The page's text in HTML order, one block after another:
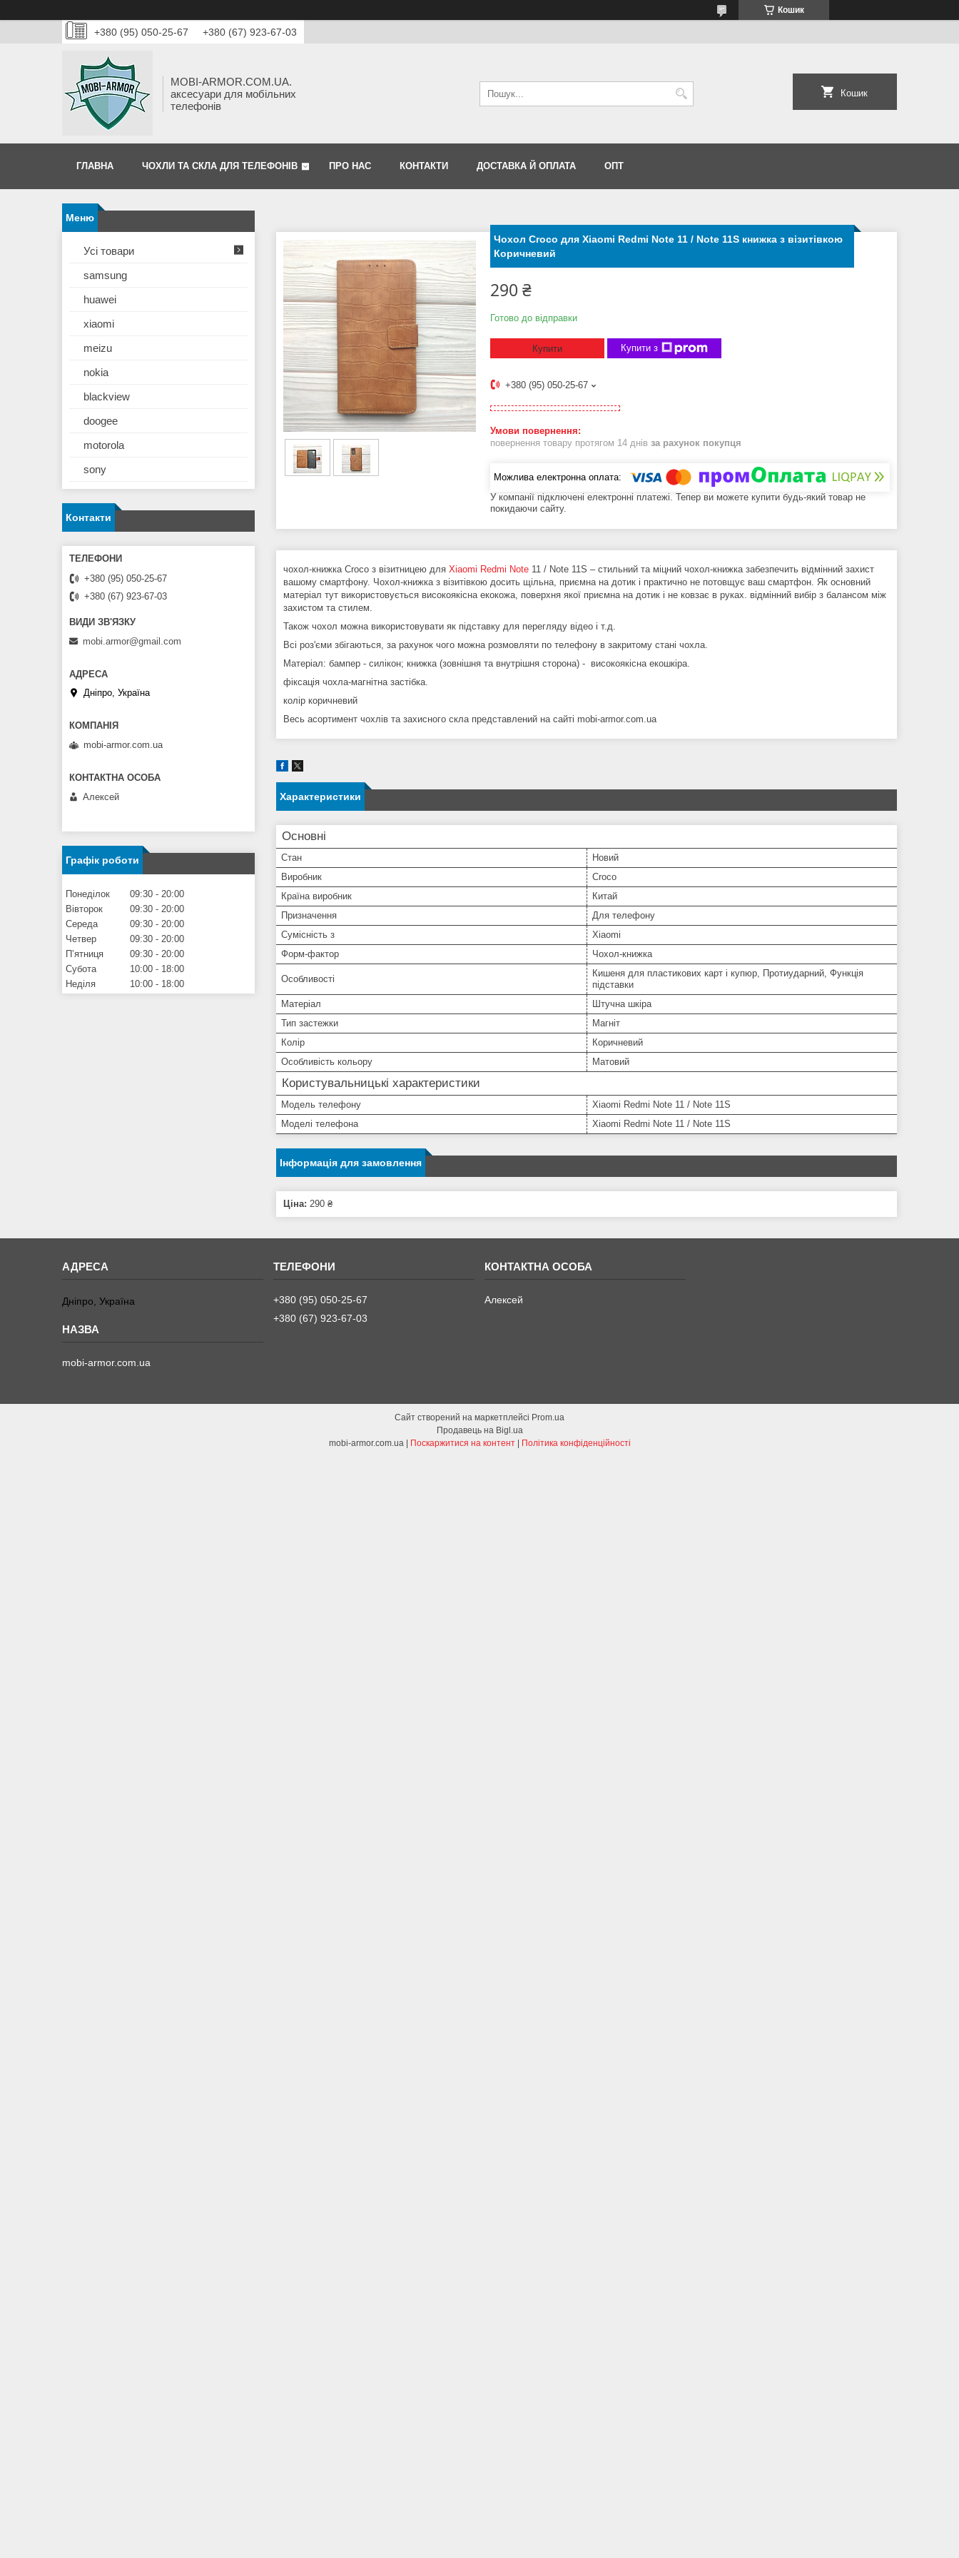
Кошик
+380 (95) 050-25-67 +380 (67) 923-67-03
MOBI-ARMOR.COM.UA.
аксесуари для мобільних
телефонів
Кошик
ГЛАВНА ЧОХЛИ ТА СКЛА ДЛЯ ТЕЛЕФОНІВ ПРО НАС КОНТАКТИ ДОСТАВКА Й ОПЛАТА ОПТ
Чохол Сroco для Xiaomi Redmi Note 11 / Note 11S книжка з візитівкою
Коричневий
290 ₴
Готово до відправки
Купити Купити з
+380 (95) 050-25-67
повернення товару протягом 14 днів за рахунок покупця
У компанії підключені електронні платежі. Тепер ви можете купити будь-який товар не
покидаючи сайту.
чохол-книжка Croco з візитницею для Xiaomi Redmi Note 11 / Note 11S – стильний та міцний чохол-книжка забезпечить відмінний захист
вашому смартфону. Чохол-книжка з візитівкою досить щільна, приємна на дотик і практично не потовщує ваш смартфон. Як основний
матеріал тут використовується високоякісна екокожа, поверхня якої приємна на дотик і не ковзає в руках. відмінний вибір з балансом між
захистом та стилем.
Також чохол можна використовувати як підставку для перегляду відео і т.д.
Всі роз'єми збігаються, за рахунок чого можна розмовляти по телефону в закритому стані чохла.
Матеріал: бампер - силікон; книжка (зовнішня та внутрішня сторона) - високоякісна екошкіра.
фіксація чохла-магнітна застібка.
колір коричневий
Весь асортимент чохлів та захисного скла представлений на сайті mobi-armor.com.ua
Характеристики
Основні
Стан
Новий
Виробник
Croco
Країна виробник
Китай
Призначення
Для телефону
Сумісність з
Xiaomi
Форм-фактор
Чохол-книжка
Особливості
Кишеня для пластикових карт і купюр, Протиударний, Функція
підставки
Матеріал
Штучна шкіра
Тип застежки
Магніт
Колір
Коричневий
Особливість кольору
Матовий
Користувальницькі характеристики
Модель телефону
Xiaomi Redmi Note 11 / Note 11S
Моделі телефона
Xiaomi Redmi Note 11 / Note 11S
Інформація для замовлення
Ціна: 290 ₴
Усі товари
samsung
huawei
xiaomi
meizu
nokia
blackview
doogee
motorola
sony
Контакти
+380 (95) 050-25-67
+380 (67) 923-67-03
mobi.armor@gmail.com
Дніпро, Україна
mobi-armor.com.ua
Алексей
Графік роботи
Понеділок 09:30
20:00
Вівторок
09:30
20:00
Середа
09:30
20:00
Четвер
09:30
20:00
Пʼятниця
09:30
20:00
Субота
10:00
18:00
Неділя
10:00 18:00
Дніпро, Україна
mobi-armor.com.ua
+380 (95) 050-25-67
+380 (67) 923-67-03
Алексей
Сайт створений на маркетплейсі Prom.ua
Продавець на Bigl.ua
mobi-armor.com.ua | Поскаржитися на контент | Політика конфіденційності